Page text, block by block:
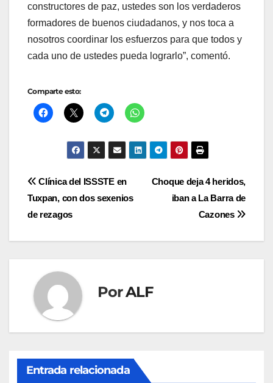
constructores de paz, ustedes son los verdaderos
formadores de buenos ciudadanos, y nos toca a
nosotros coordinar los esfuerzos para que todos y
cada uno de ustedes pueda lograrlo”, comentó.
Comparte esto:
Navegación
de
entradas
Choque deja 4 heridos,
iban a La Barra de
Cazones
Clínica del ISSSTE en
Tuxpan, con dos sexenios
de rezagos
PorALF
Entrada relacionada